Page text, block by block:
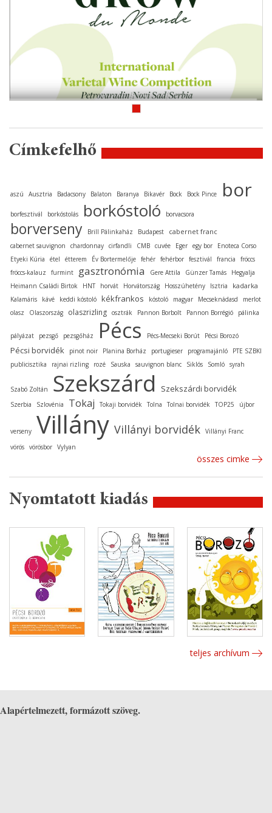
Címkefelhő
aszú Ausztria Badacsony Balaton Baranya Bikavér Bock Bock Pince bor
borfesztivál borkóstolás borkóstoló borvacsora
borverseny Brill Pálinkaház Budapest cabernet franc
cabernet sauvignon chardonnay cirfandli CMB cuvée Eger egy bor
Enoteca Corso
Etyeki Kúria
étel étterem Év Bortermelője fehér fehérbor fesztivál francia
fröccs
fröccs-kalauz
furmint gasztronómia Gere Attila Günzer Tamás
Hegyalja
Heimann Családi Birtok
HNT horvát Horvátország Hosszúhetény Isztria kadarka
Kalamáris kávé keddi kóstoló kékfrankos kóstoló magyar Mecseknádasd
merlot
olasz
Olaszország olaszrizling osztrák Pannon Borbolt Pannon Borrégió pálinka
pályázat pezsgő pezsgőház Pécs Pécs-Mecseki Borút Pécsi Borozó
Pécsi borvidék pinot noir Planina Borház portugieser programajánló
PTE SZBKI
publicisztika
rajnai rizling rozé Sauska sauvignon blanc Siklós Somló syrah
Szabó Zoltán Szekszárd Szekszárdi borvidék
Szerbia Szlovénia Tokaj Tokaji borvidék Tolna Tolnai borvidék TOP25 újbor
verseny Villány Villányi borvidék Villányi Franc
vörös vörösbor Vylyan
összes cimke
Nyomtatott kiadás
teljes archívum
Alapértelmezett, formázott szöveg.